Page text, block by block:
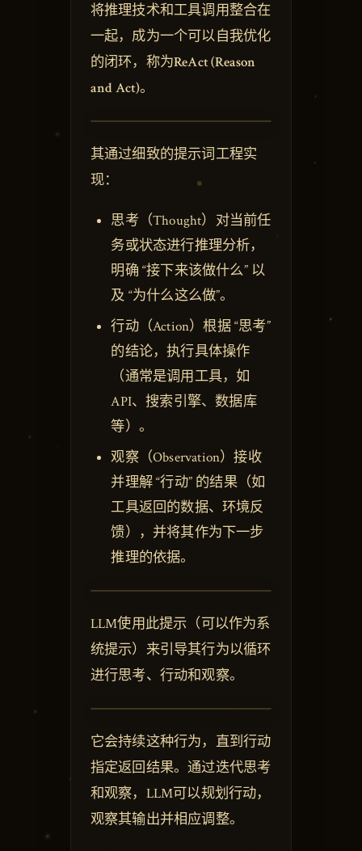
将推理技术和工具调用整合在
一起，成为一个可以自我优化
的闭环，称为ReAct (Reason
and Act)。
其通过细致的提示词工程实
现：
思考（Thought）对当前任
务或状态进行推理分析，
明确 “接下来该做什么” 以
及 “为什么这么做”。
行动（Action）根据 “思考”
的结论，执行具体操作
（通常是调用工具，如
API、搜索引擎、数据库
等）。
观察（Observation）接收
并理解 “行动” 的结果（如
工具返回的数据、环境反
馈），并将其作为下一步
推理的依据。
LLM使用此提示（可以作为系
统提示）来引导其行为以循环
进行思考、行动和观察。
它会持续这种行为，直到行动
指定返回结果。通过迭代思考
和观察，LLM可以规划行动，
观察其输出并相应调整。